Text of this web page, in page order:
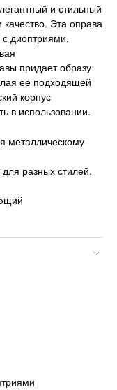
и стильный
Эта оправа
с диоптриями,
придает образу
ее подходящей
корпус
в использовании.
металлическому
разных стилей.